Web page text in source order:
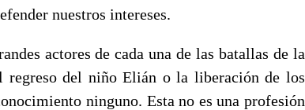
nuestros intereses.
actores de cada una de las batallas de la
regreso del niño Elián o la liberación de los
ninguno. Esta no es una profesión